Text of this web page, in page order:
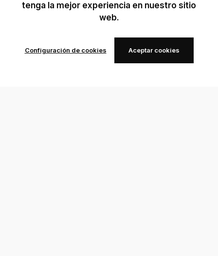
tenga la mejor experiencia en nuestro sitio
web.
Configuración de cookies Aceptar cookies